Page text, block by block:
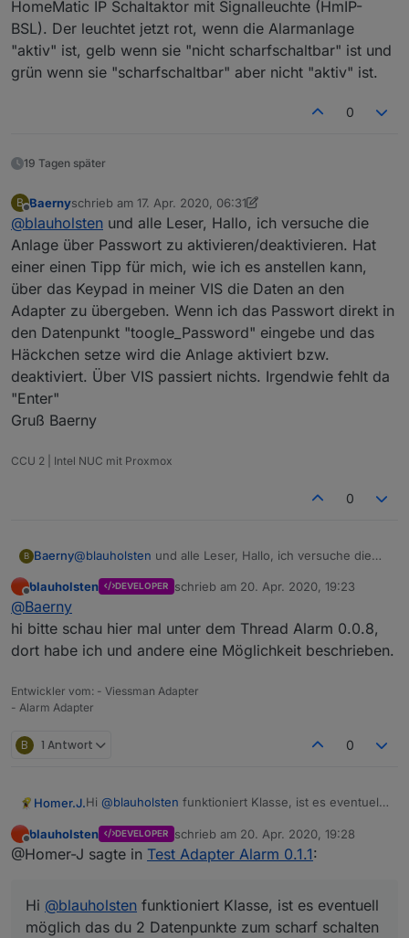
HomeMatic IP Schaltaktor mit Signalleuchte (HmIP-
BSL). Der leuchtet jetzt rot, wenn die Alarmanlage
"aktiv" ist, gelb wenn sie "nicht scharfschaltbar" ist und
grün wenn sie "scharfschaltbar" aber nicht "aktiv" ist.
0
19 Tagen später
B
Offline
Baernyschrieb am 17. Apr. 2020, 06:31
zuletzt editiert von Baerny
@blauholsten und alle Leser, Hallo, ich versuche die
Anlage über Passwort zu aktivieren/deaktivieren. Hat
einer einen Tipp für mich, wie ich es anstellen kann,
über das Keypad in meiner VIS die Daten an den
Adapter zu übergeben. Wenn ich das Passwort direkt in
den Datenpunkt "toogle_Password" eingebe und das
Häckchen setze wird die Anlage aktiviert bzw.
deaktiviert. Über VIS passiert nichts. Irgendwie fehlt da
"Enter"
Gruß Baerny
CCU 2 | Intel NUC mit Proxmox
0
B Baerny@blauholsten
einer einen Tipp für mich, wie ich es anstellen kann,
Adapter zu übergeben. Wenn ich das Passwort direkt
in den Datenpunkt "toogle_Password" eingebe und das
Häckchen setze wird die Anlage aktiviert bzw.
"Enter"
Gruß Baerny
Offline
blauholsten DEVELOPER schrieb am 20. Apr. 2020, 19:23
zuletzt editiert von
@Baerny
hi bitte schau hier mal unter dem Thread Alarm 0.0.8,
dort habe ich und andere eine Möglichkeit beschrieben.
Entwickler vom: - Viessman Adapter
- Alarm Adapter
B 1 Antwort 0
Homer.J.Hi @blauholsten funktioniert Klasse, ist es eventuell
anlegen könntest einmal für intern scharf wo man
z.B. die Fensterkontakte reinpackt und einmal für
Datenpunkt zum schalten einer Innensirene bei
Auslösung wäre auch schön.
Grüße
Offline
blauholsten DEVELOPER schrieb am 20. Apr. 2020, 19:28
zuletzt editiert von
@Homer-J sagte in Test Adapter Alarm 0.1.1:
Hi @blauholsten funktioniert Klasse, ist es eventuell
möglich das du 2 Datenpunkte zum scharf schalten